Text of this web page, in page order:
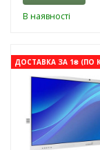
В наявності
ДОСТАВКА ЗА 1₴ (ПО